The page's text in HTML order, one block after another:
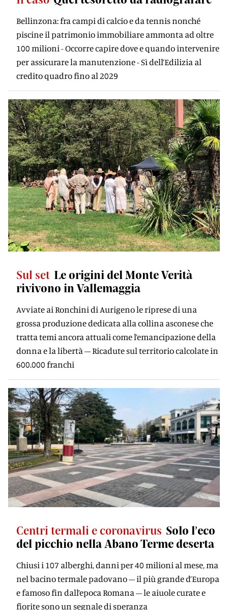
Bellinzona: fra campi di calcio e da tennis nonché
piscine il patrimonio immobiliare ammonta ad oltre
100 milioni - Occorre capire dove e quando intervenire
per assicurare la manutenzione - Sì dell’Edilizia al
credito quadro fino al 2029
Sul set Le origini del Monte Verità
rivivono in Vallemaggia
Avviate ai Ronchini di Aurigeno le riprese di una
grossa produzione dedicata alla collina asconese che
tratta temi ancora attuali come l’emancipazione della
donna e la libertà – Ricadute sul territorio calcolate in
600.000 franchi
Centri termali e coronavirus Solo l’eco
del picchio nella Abano Terme deserta
Chiusi i 107 alberghi, danni per 40 milioni al mese, ma
nel bacino termale padovano – il più grande d’Europa
e famoso fin dall’epoca Romana – le aiuole curate e
fiorite sono un segnale di speranza